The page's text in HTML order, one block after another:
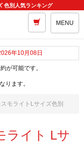
色別人気ランキング
MENU
年10月08日
が可能です。
ります。
モライトLサイズ色別
イト Lサ